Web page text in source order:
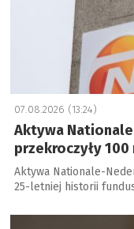
07.08.2026 (13:24)
Aktywa
przekroczyły 100
Aktywa Nationale-
25-letniej historii
a